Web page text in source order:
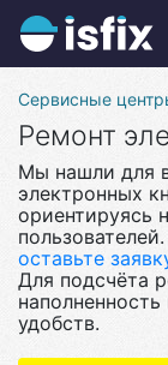
Сервисные
Ремонт
Мы нашли для
электронных
ориентируясь
оставьте
Для подсчёта
удобств.